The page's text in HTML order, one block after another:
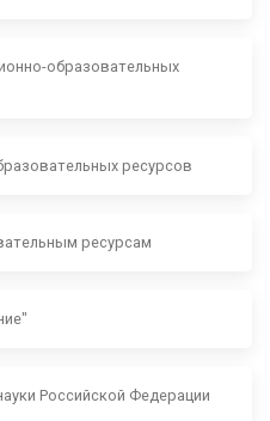
образовательных
ресурсов
ресурсам
Российской Федерации